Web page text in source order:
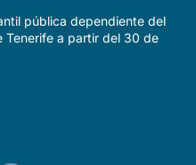
pública dependiente del
Tenerife a partir del 30 de